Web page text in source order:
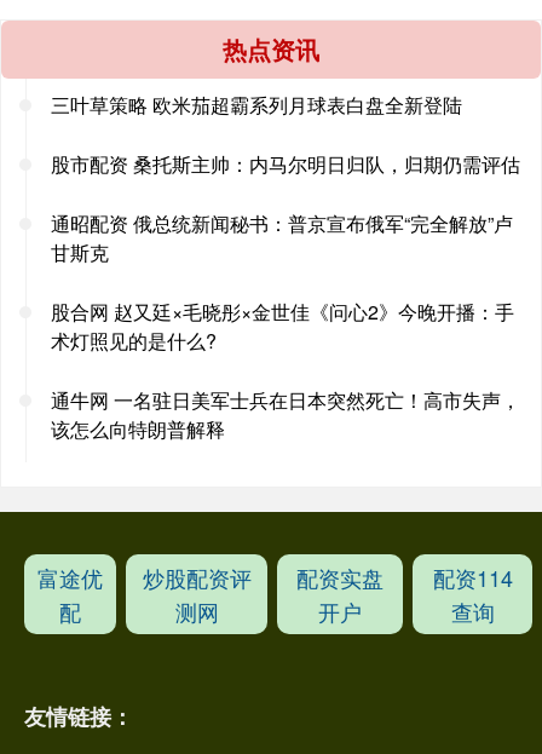
热点资讯
三叶草策略 欧米茄超霸系列月球表白盘全新登陆
股市配资 桑托斯主帅：内马尔明日归队，归期仍需评估
通昭配资 俄总统新闻秘书：普京宣布俄军“完全解放”卢
甘斯克
股合网 赵又廷×毛晓彤×金世佳《问心2》今晚开播：手
术灯照见的是什么?
通牛网 一名驻日美军士兵在日本突然死亡！高市失声，
该怎么向特朗普解释
富途优
配
炒股配资评
测网
配资实盘
开户
配资114
查询
友情链接：